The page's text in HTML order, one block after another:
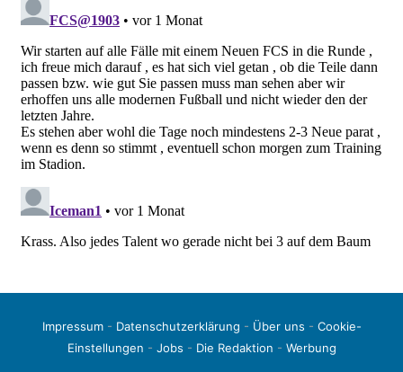
Impressum- Datenschutzerklärung - Über uns - Cookie-
Einstellungen - Jobs - Die Redaktion - Werbung